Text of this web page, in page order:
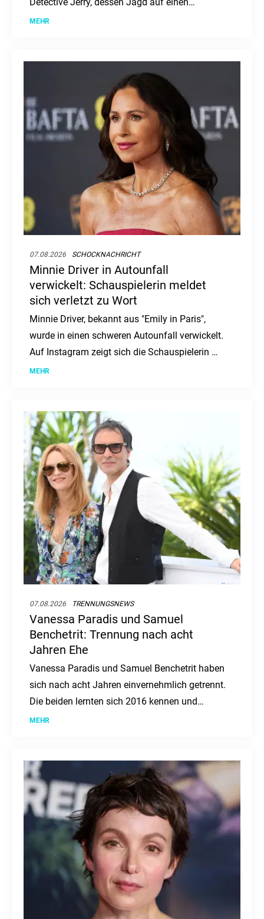
Serienmörder zur Obsession wird. Ein düsteres
MEHR
07.08.2026 SCHOCKNACHRICHT
Minnie Driver in Autounfall
verwickelt: Schauspielerin meldet
sich verletzt zu Wort
Minnie Driver, bekannt aus "Emily in Paris",
wurde in einen schweren Autounfall verwickelt.
Auf Instagram zeigt sich die Schauspielerin mit
einer Halskrause und berichtet von dem Vorfall,
MEHR
07.08.2026 TRENNUNGSNEWS
Vanessa Paradis und Samuel
Benchetrit: Trennung nach acht
Jahren Ehe
Vanessa Paradis und Samuel Benchetrit haben
sich nach acht Jahren einvernehmlich getrennt.
Die beiden lernten sich 2016 kennen und
heirateten 2018. Ein Statement ihres
MEHR